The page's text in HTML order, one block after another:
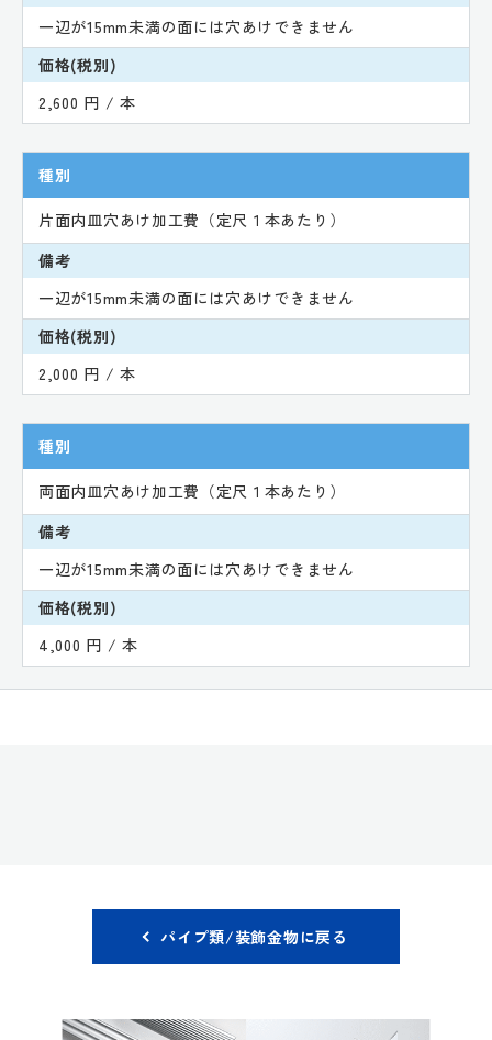
一辺が15mm未満の面には穴あけできません
価格(税別)
2,600 円 / 本
種別
片面内皿穴あけ加工費（定尺１本あたり）
備考
一辺が15mm未満の面には穴あけできません
価格(税別)
2,000 円 / 本
種別
両面内皿穴あけ加工費（定尺１本あたり）
備考
一辺が15mm未満の面には穴あけできません
価格(税別)
4,000 円 / 本
パイプ類/装飾金物に戻る